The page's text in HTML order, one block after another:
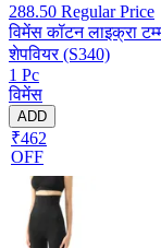
288.50 Regular Price
विमेंस कॉटन लाइक्रा
शेपवियर (S340)
1 Pc
विमेंस
ADD
₹462
OFF